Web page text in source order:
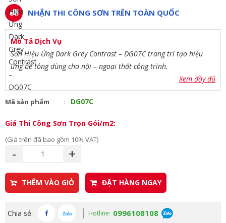
NHẬN THI CÔNG SƠN TRÊN TOÀN QUỐC
Mô Tả Dịch Vụ
Sơn Hiệu Ứng Dark Grey Contrast – DG07C trang trí tạo hiệu
ứng bê tông dùng cho nội – ngoại thất công trình.
Xem đầy đủ
Mã sản phẩm DG07C
Giá Thi Công Sơn Trọn Gói/m2:
(Giá trên đã bao gồm 10% VAT)
- +
THÊM VÀO GIỎ ĐẶT HÀNG NGAY
Chia sẻ: Hotline: 0996108108